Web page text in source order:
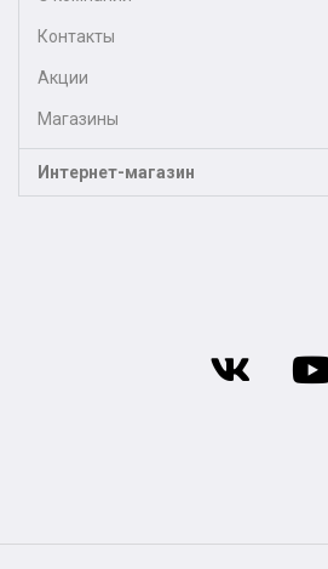
Контакты
Акции
Магазины
Интернет-магазин